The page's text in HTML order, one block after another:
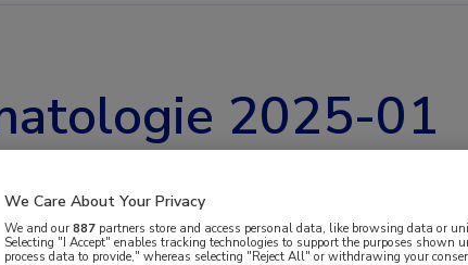
2025-01
We Care About Your Privacy
We and our887 partners store and access personal data, like browsing data or
Selecting "I Accept" enables tracking technologies to support the purposes shown
process data to provide," whereas selecting "Reject All" or withdrawing your